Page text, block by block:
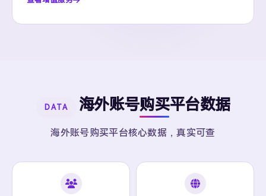
DATA 海外账号购买平台数据
海外账号购买平台核心数据，真实可查